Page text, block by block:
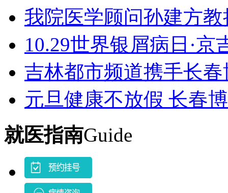
我院医学顾问孙建方
10.29世界银屑病日·京
吉林都市频道携手长
元旦健康不放假 长春
就医指南Guide